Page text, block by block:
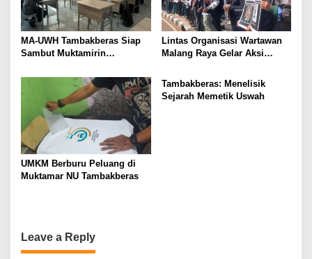
MA-UWH Tambakberas Siap
Sambut Muktamirin
Lintas Organisasi Wartawan
Malang Raya Gelar Aksi
Ireng”
UMKM Berburu Peluang di
Muktamar NU Tambakberas
Tambakberas: Menelisik
Sejarah Memetik Uswah
Leave a Reply